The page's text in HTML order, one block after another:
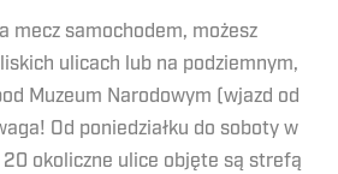
mecz samochodem, możesz
ulicach lub na podziemnym,
Muzeum Narodowym (wjazd od
Od poniedziałku do soboty w
20 okoliczne ulice objęte są strefą